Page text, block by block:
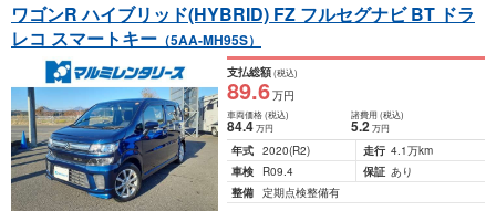
ワゴンR ハイブリッド(HYBRID) FZ フルセグナビ BT ドラ
レコ スマートキー （5AA-MH95S）
支払総額(税込)
89.6万円
車両価格(税込)
84.4万円
諸費用 (税込)
5.2 万円
年式 2020(R2) 走行 4.1万km
車検
R09.4 保証 あり
整備 定期点検整備有